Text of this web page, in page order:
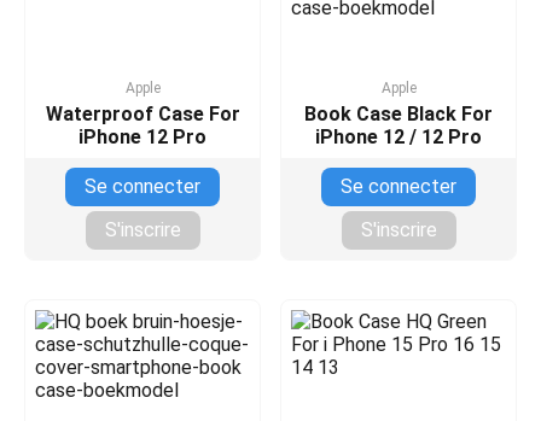
Apple
Waterproof Case For
iPhone 12 Pro
Se connecter
S'inscrire
Apple
Book Case Black For
iPhone 12 / 12 Pro
Se connecter
S'inscrire